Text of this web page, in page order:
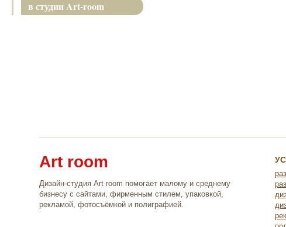
в студии Art-room
Art room
Дизайн-студия Art room помогает малому и среднему
бизнесу с сайтами, фирменным стилем, упаковкой,
рекламой, фотосъёмкой и полиграфией.